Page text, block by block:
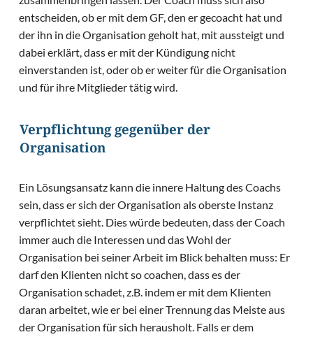
entscheiden, ob er mit dem GF, den er gecoacht hat und
der ihn in die Organisation geholt hat, mit aussteigt und
dabei erklärt, dass er mit der Kündigung nicht
einverstanden ist, oder ob er weiter für die Organisation
und für ihre Mitglieder tätig wird.
Verpflichtung gegenüber der
Organisation
Ein Lösungsansatz kann die innere Haltung des Coachs
sein, dass er sich der Organisation als oberste Instanz
verpflichtet sieht. Dies würde bedeuten, dass der Coach
immer auch die Interessen und das Wohl der
Organisation bei seiner Arbeit im Blick behalten muss: Er
darf den Klienten nicht so coachen, dass es der
Organisation schadet, z.B. indem er mit dem Klienten
daran arbeitet, wie er bei einer Trennung das Meiste aus
der Organisation für sich herausholt. Falls er dem